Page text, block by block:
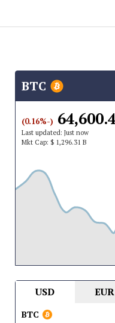
(-0.16%)
Last updated: Just now
Mkt Cap: $ 1,296.31 B
USD EUR
BTC